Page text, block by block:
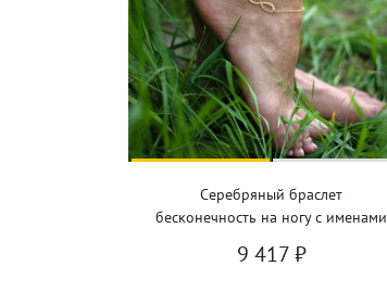
Серебряный браслет
бесконечность на ногу с именами
9 417 ₽